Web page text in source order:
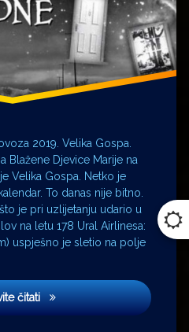
2019. Velika Gospa.
Blažene Djevice Marije na
Velika Gospa. Netko je
To danas nije bitno.
je pri uzlijetanju udario u
na letu 178 Ural Airlinesa:
uspješno je sletio na polje
čitatiZona sumraka